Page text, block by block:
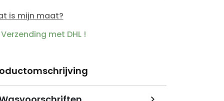
is mijn maat?
Verzending met DHL !